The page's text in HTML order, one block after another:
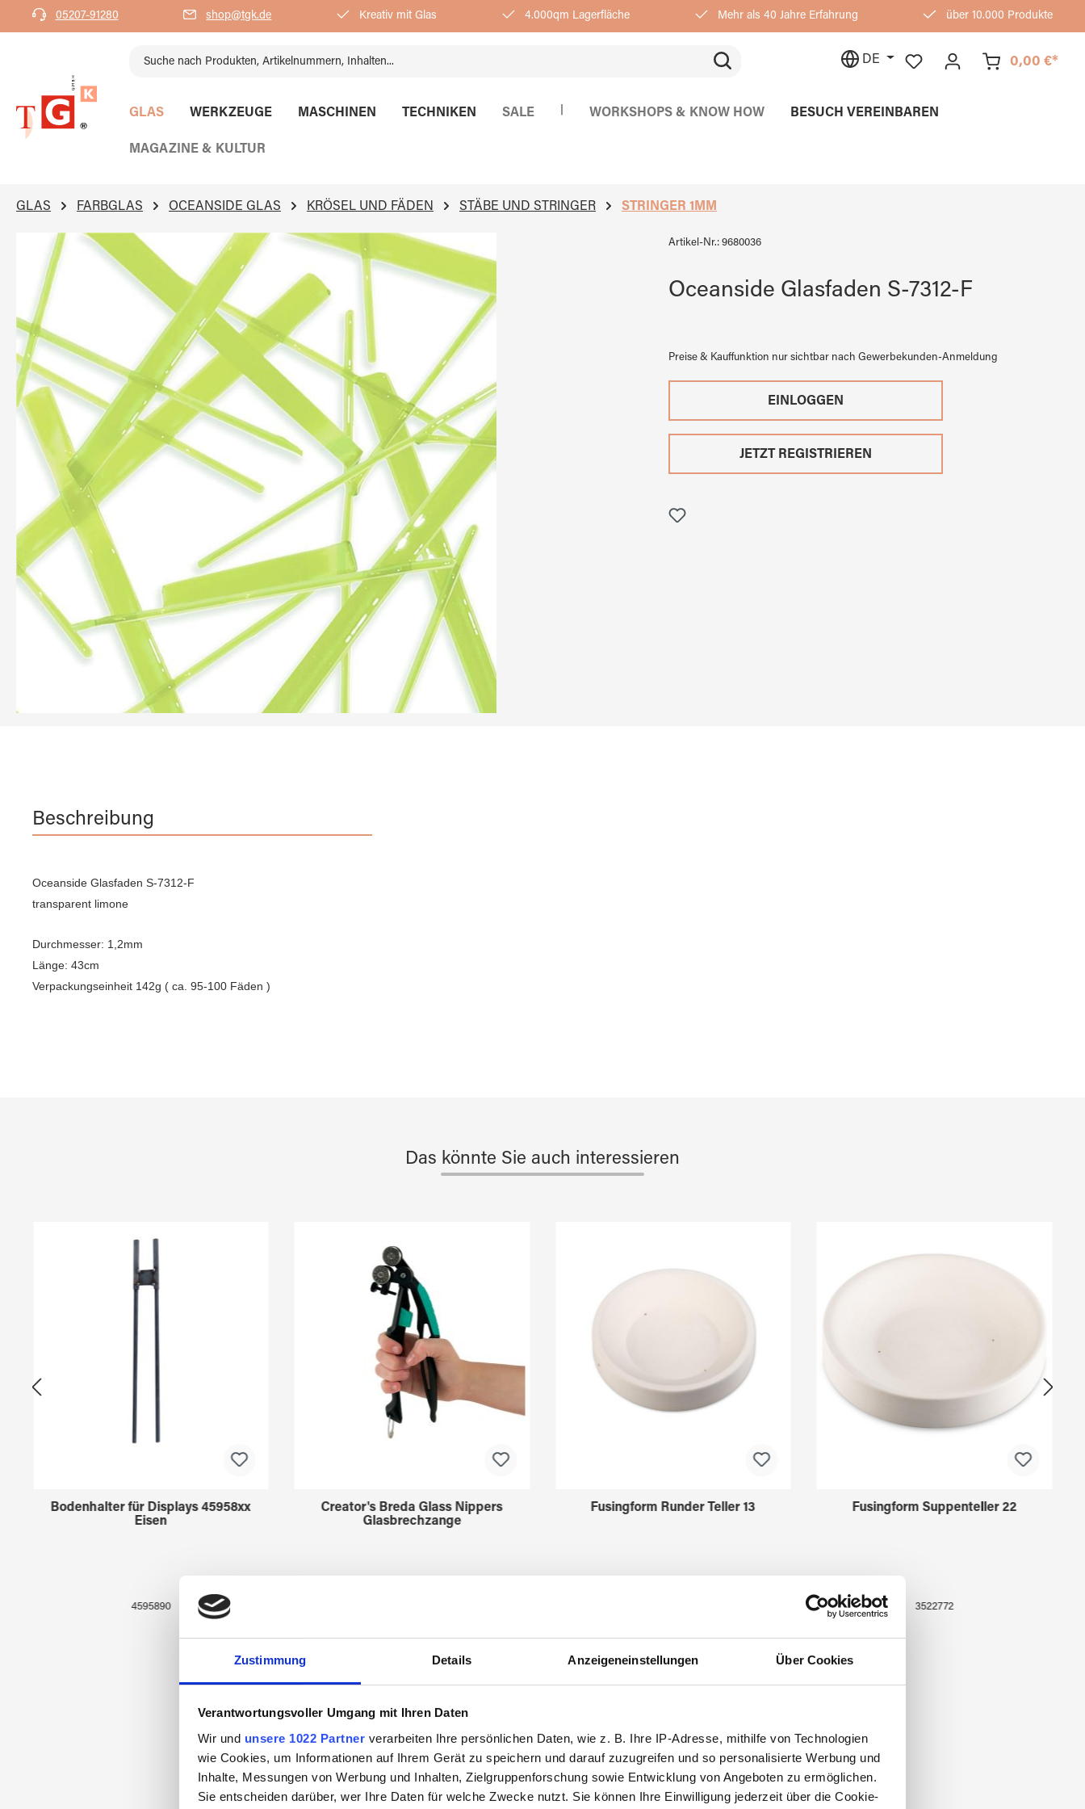
Zustimmung Details Anzeigeneinstellungen Über Cookies
Verantwortungsvoller Umgang mit Ihren Daten
Wir und unsere 1022 Partner verarbeiten Ihre persönlichen Daten, wie z. B. Ihre IP-Adresse, mithilfe von Technologien
wie Cookies, um Informationen auf Ihrem Gerät zu speichern und darauf zuzugreifen und so personalisierte Werbung und
Inhalte, Messungen von Werbung und Inhalten, Zielgruppenforschung sowie Entwicklung von Angeboten zu ermöglichen.
Sie entscheiden darüber, wer Ihre Daten für welche Zwecke nutzt. Sie können Ihre Einwilligung jederzeit über die Cookie-
Zur Hauptnavigation springen
05207-91280 shop@tgk.de Kreativ mit Glas 4.000qm Lagerfläche Mehr als 40 Jahre Erfahrung über 10.000 Produkte
DE 0,00 €*
GLAS WERKZEUGE MASCHINEN TECHNIKEN SALE WORKSHOPS & KNOW HOW BESUCH VEREINBAREN
MAGAZINE & KULTUR
GLAS FARBGLAS OCEANSIDE GLAS KRÖSEL UND FÄDEN STÄBE UND STRINGER STRINGER 1MM
Bildergalerie überspringen Artikel-Nr.: 9680036
Oceanside Glasfaden S-7312-F
Preise & Kauffunktion nur sichtbar nach Gewerbekunden-Anmeldung
EINLOGGEN
JETZT REGISTRIEREN
Beschreibung
Oceanside Glasfaden S-7312-F
transparent limone
Durchmesser: 1,2mm
Länge: 43cm
Verpackungseinheit 142g ( ca. 95-100 Fäden )
Das könnte Sie auch interessieren
Bodenhalter für Displays 45958xx
Eisen
4595890
Creator's Breda Glass Nippers
Glasbrechzange
Fusingform Runder Teller 13 Fusingform Suppenteller 22
3522772
Zuletzt angesehen